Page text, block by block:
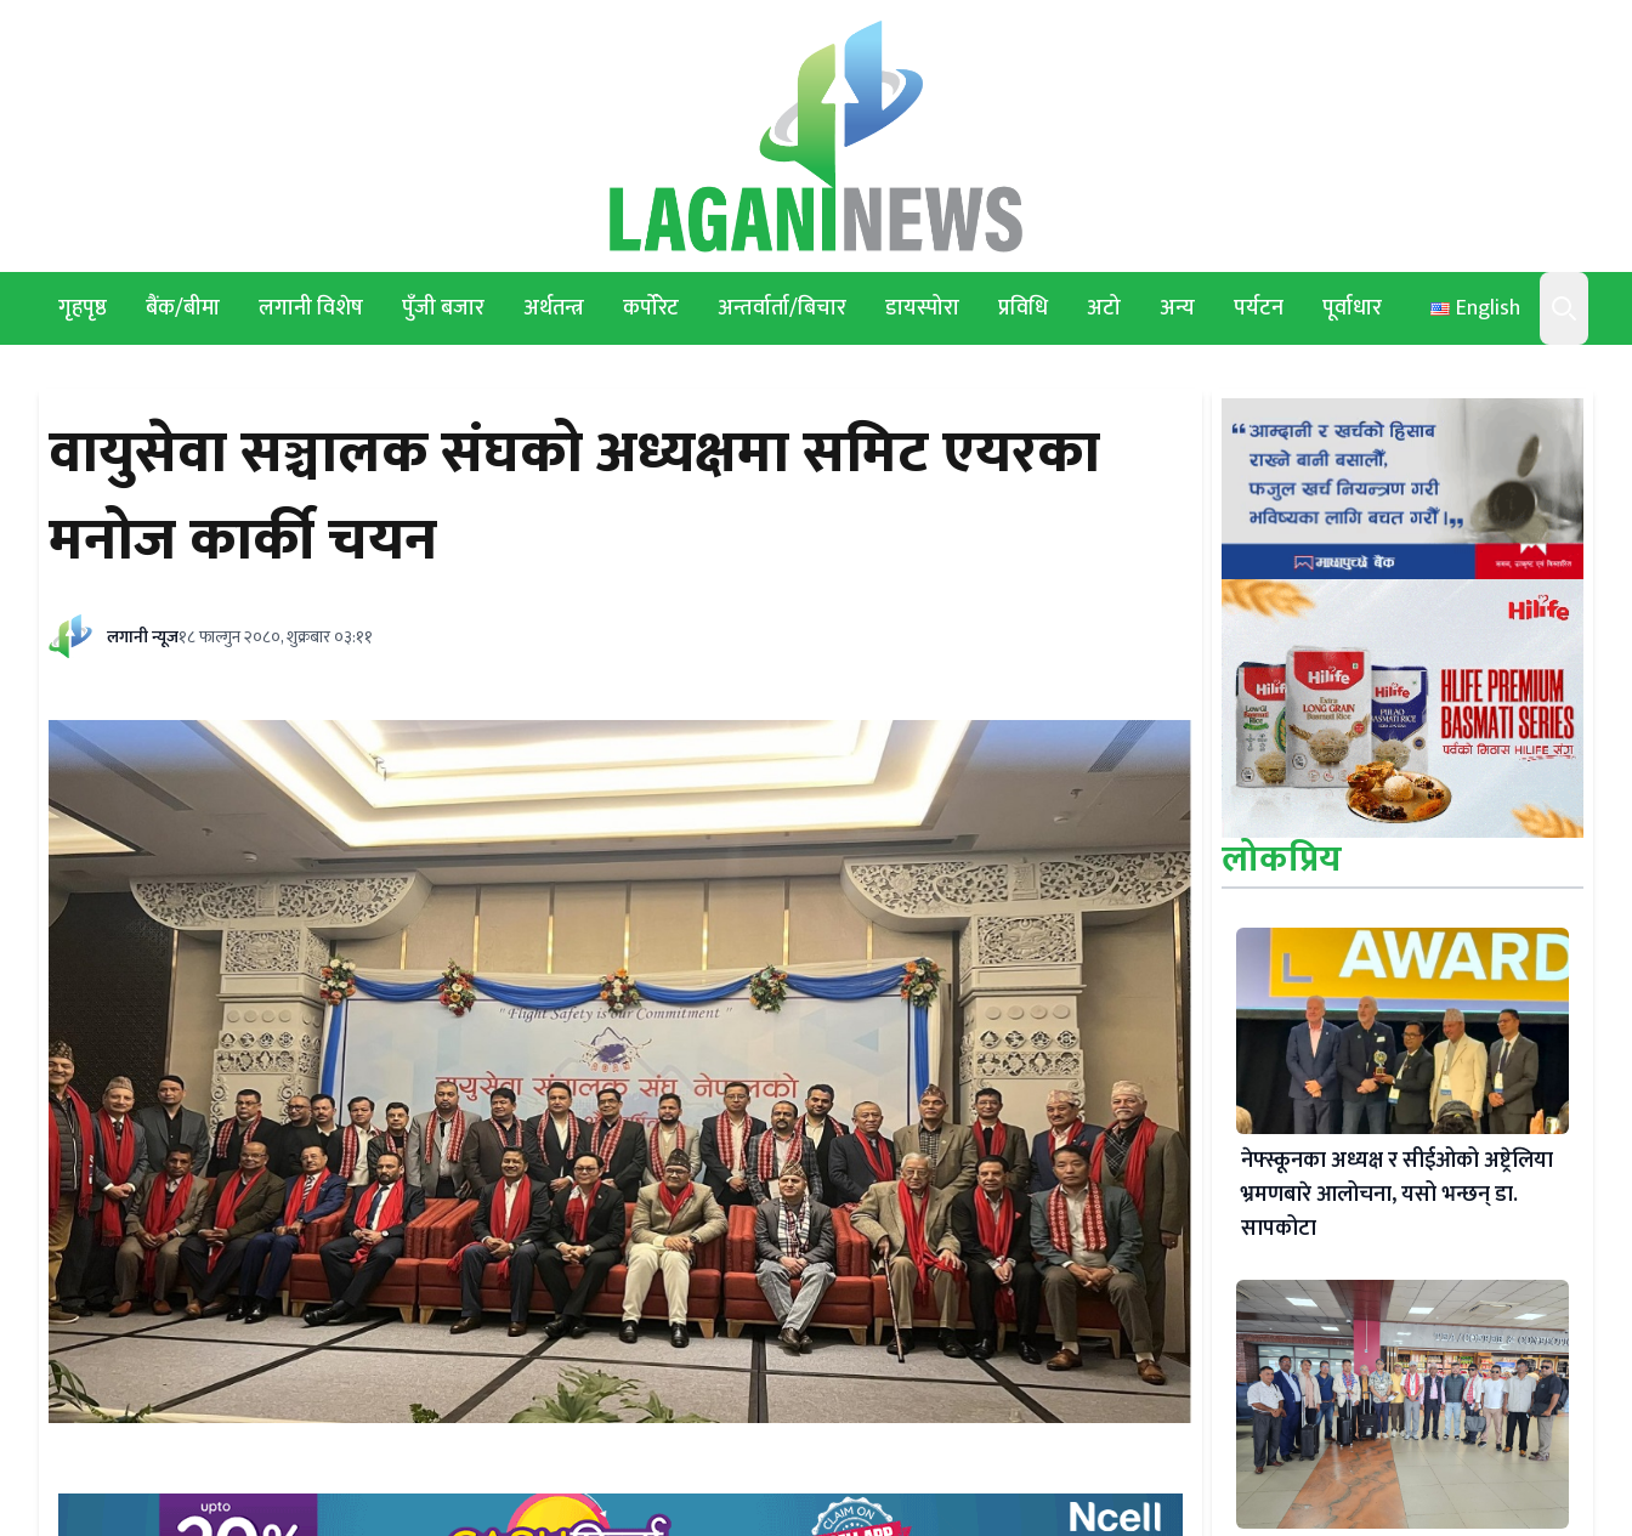
English
Search
गृहपृष्ठ बैंक/बीमा लगानी विशेष पुँजी बजार अर्थतन्त्र कर्पोरेट अन्तर्वार्ता/बिचार डायस्पोरा प्रविधि अटो अन्य पर्यटन पूर्वाधार
वायुसेवा सञ्चालक संघको अध्यक्षमा समिट एयरका
मनोज कार्की चयन
लगानी न्यूज१८ फाल्गुन २०८०, शुक्रबार ०३:११
लोकप्रिय
नेफ्स्कूनका अध्यक्ष र सीईओको अष्ट्रेलिया
भ्रमणबारे आलोचना, यसो भन्छन् डा‍.
सापकोटा